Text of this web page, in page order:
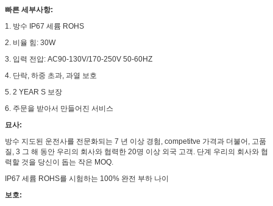
빠른 세부사항:
1. 방수 IP67 세륨 ROHS
2. 비율 힘: 30W
3. 입력 전압: AC90-130V/170-250V 50-60HZ
4. 단락, 하중 초과, 과열 보호
5. 2 YEAR S 보장
6. 주문을 받아서 만들어진 서비스
묘사:
방수 지도된 운전사를 전문화되는 7 년 이상 경험, competitve 가격과 더불어, 고품
질, 3 그 해 동안 우리의 회사와 협력한 20명 이상 외국 고객. 단계 우리의 회사와 협
력할 것을 당신이 돕는 작은 MOQ.
IP67 세륨 ROHS를 시험하는 100% 완전 부하 나이
보호: